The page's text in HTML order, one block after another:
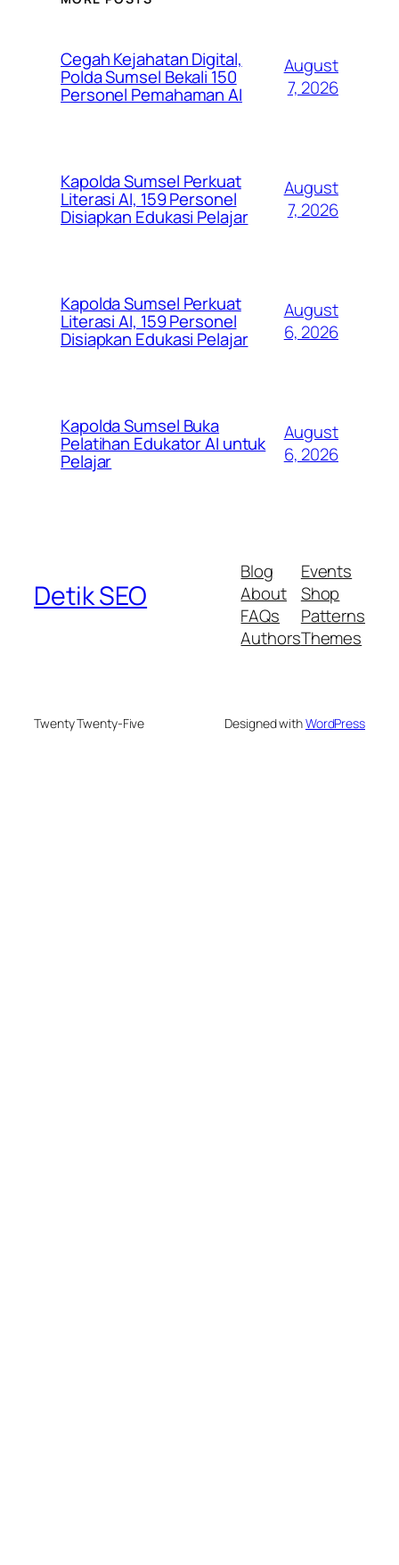
Cegah Kejahatan Digital,
Polda Sumsel Bekali 150
Personel Pemahaman AI
August
7, 2026
Kapolda Sumsel Perkuat
Literasi AI, 159 Personel
Disiapkan Edukasi Pelajar
August
7, 2026
Kapolda Sumsel Perkuat
Literasi AI, 159 Personel
Disiapkan Edukasi Pelajar
August
6, 2026
Kapolda Sumsel Buka
Pelatihan Edukator AI untuk
Pelajar
August
6, 2026
Detik SEO
Blog
About
FAQs
Authors
Events
Shop
Patterns
Themes
Twenty Twenty-Five Designed withWordPress